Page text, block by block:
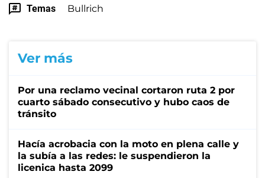
Temas Bullrich
Ver más
Por una reclamo vecinal cortaron ruta 2 por
cuarto sábado consecutivo y hubo caos de
tránsito
Hacía acrobacia con la moto en plena calle y
la subía a las redes: le suspendieron la
licenica hasta 2099